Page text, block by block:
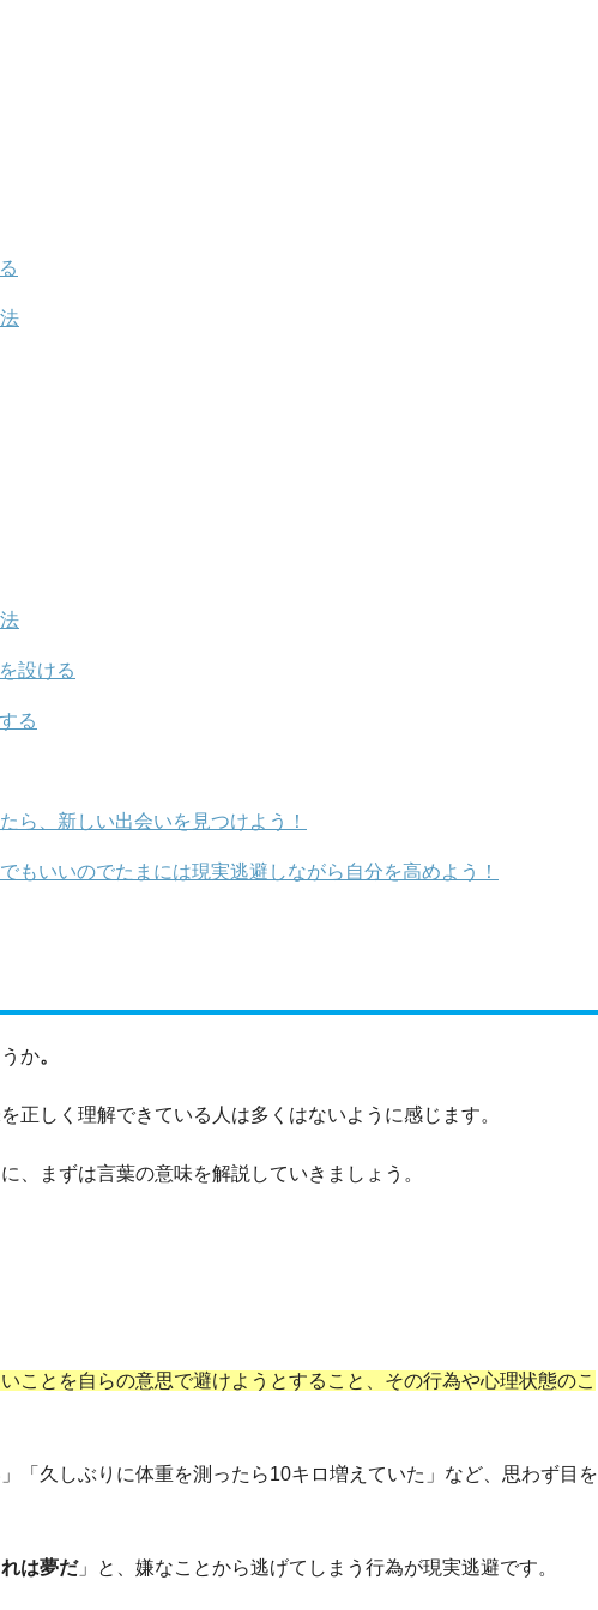
設ける
る
ら、新しい出会いを見つけよう！
もいいのでたまには現実逃避しながら自分を高めよう！
か。
正しく理解できている人は多くはないように感じます。
、まずは言葉の意味を解説していきましょう。
ことを自らの意思で避けようとすること、その行為や心理状態のこ
「久しぶりに体重を測ったら10キロ増えていた」など、思わず目を
は夢だ」と、嫌なことから逃げてしまう行為が現実逃避です。